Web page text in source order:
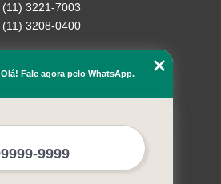
(11) 3221-7003
(11) 3208-0400
Empresa
Contato
Mapa do site
Olá! Fale agora pelo WhatsApp.